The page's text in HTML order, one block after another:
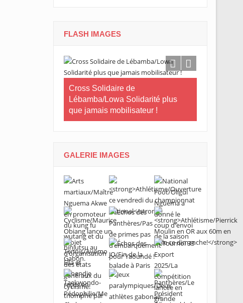
FLASH IMAGES
Cross Solidaire de
Lébamba/Lowa Solidarité plus
que jamais mobilisateur !
GALERIE IMAGES